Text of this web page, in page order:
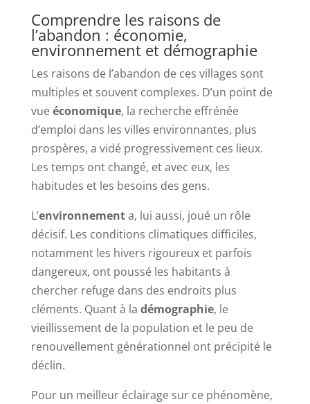
Comprendre les raisons de
l’abandon : économie,
environnement et démographie
Les raisons de l’abandon de ces villages sont
multiples et souvent complexes. D’un point de
vueéconomique, la recherche effrénée
d’emploi dans les villes environnantes, plus
prospères, a vidé progressivement ces lieux.
Les temps ont changé, et avec eux, les
habitudes et les besoins des gens.
L’environnementa, lui aussi, joué un rôle
décisif. Les conditions climatiques difficiles,
notamment les hivers rigoureux et parfois
dangereux, ont poussé les habitants à
chercher refuge dans des endroits plus
cléments. Quant à la démographie, le
vieillissement de la population et le peu de
renouvellement générationnel ont précipité le
déclin.
Pour un meilleur éclairage sur ce phénomène,